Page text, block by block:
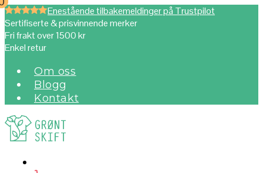
Enestående tilbakemeldinger på Trustpilot
Sertifiserte & prisvinnende merker
Fri frakt over 1500 kr
Enkel retur
Om oss
Blogg
Kontakt